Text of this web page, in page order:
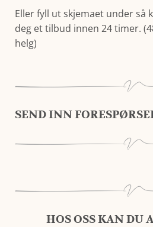
Eller fyll ut skjemaet under så
deg et tilbud innen 24 timer.
helg)
SEND INN
HOS OSS KAN DU